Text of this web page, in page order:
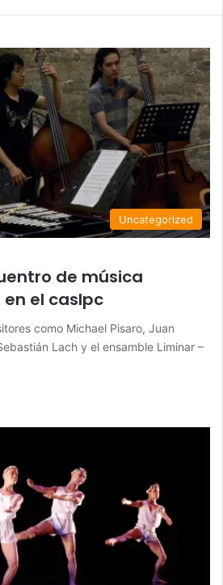
Uncategorized
de música
el caslpc
como Michael Pisaro, Juan
Lach y el ensamble Liminar –